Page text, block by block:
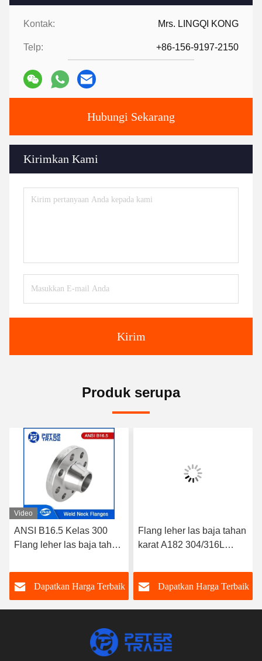
Kontak: Mrs. LINGQI KONG
Telp: +86-156-9197-2150
Hubungi Sekarang
Kirimkan Kami
Kirim
Produk serupa
Video
ANSI B16.5 Kelas 300
Flang leher las baja tahan
WNRF Wajah yang
ditinggikan dan Wajah
datar
Dapatkan Harga Terbaik
Flang leher las baja tahan
karat A182 304/316L
Wajah Datar ANSI B16.5
Kelas 150Dapatkan Harga Terbaik